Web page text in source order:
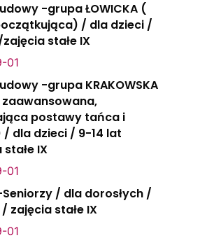
-grupa ŁOWICKA (
/ dla dzieci /
stałe IX
01
-grupa KRAKOWSKA
postawy tańca i
/ dla dzieci / 9-14 lat
IX
01
/ dla dorosłych /
zajęcia stałe IX
01